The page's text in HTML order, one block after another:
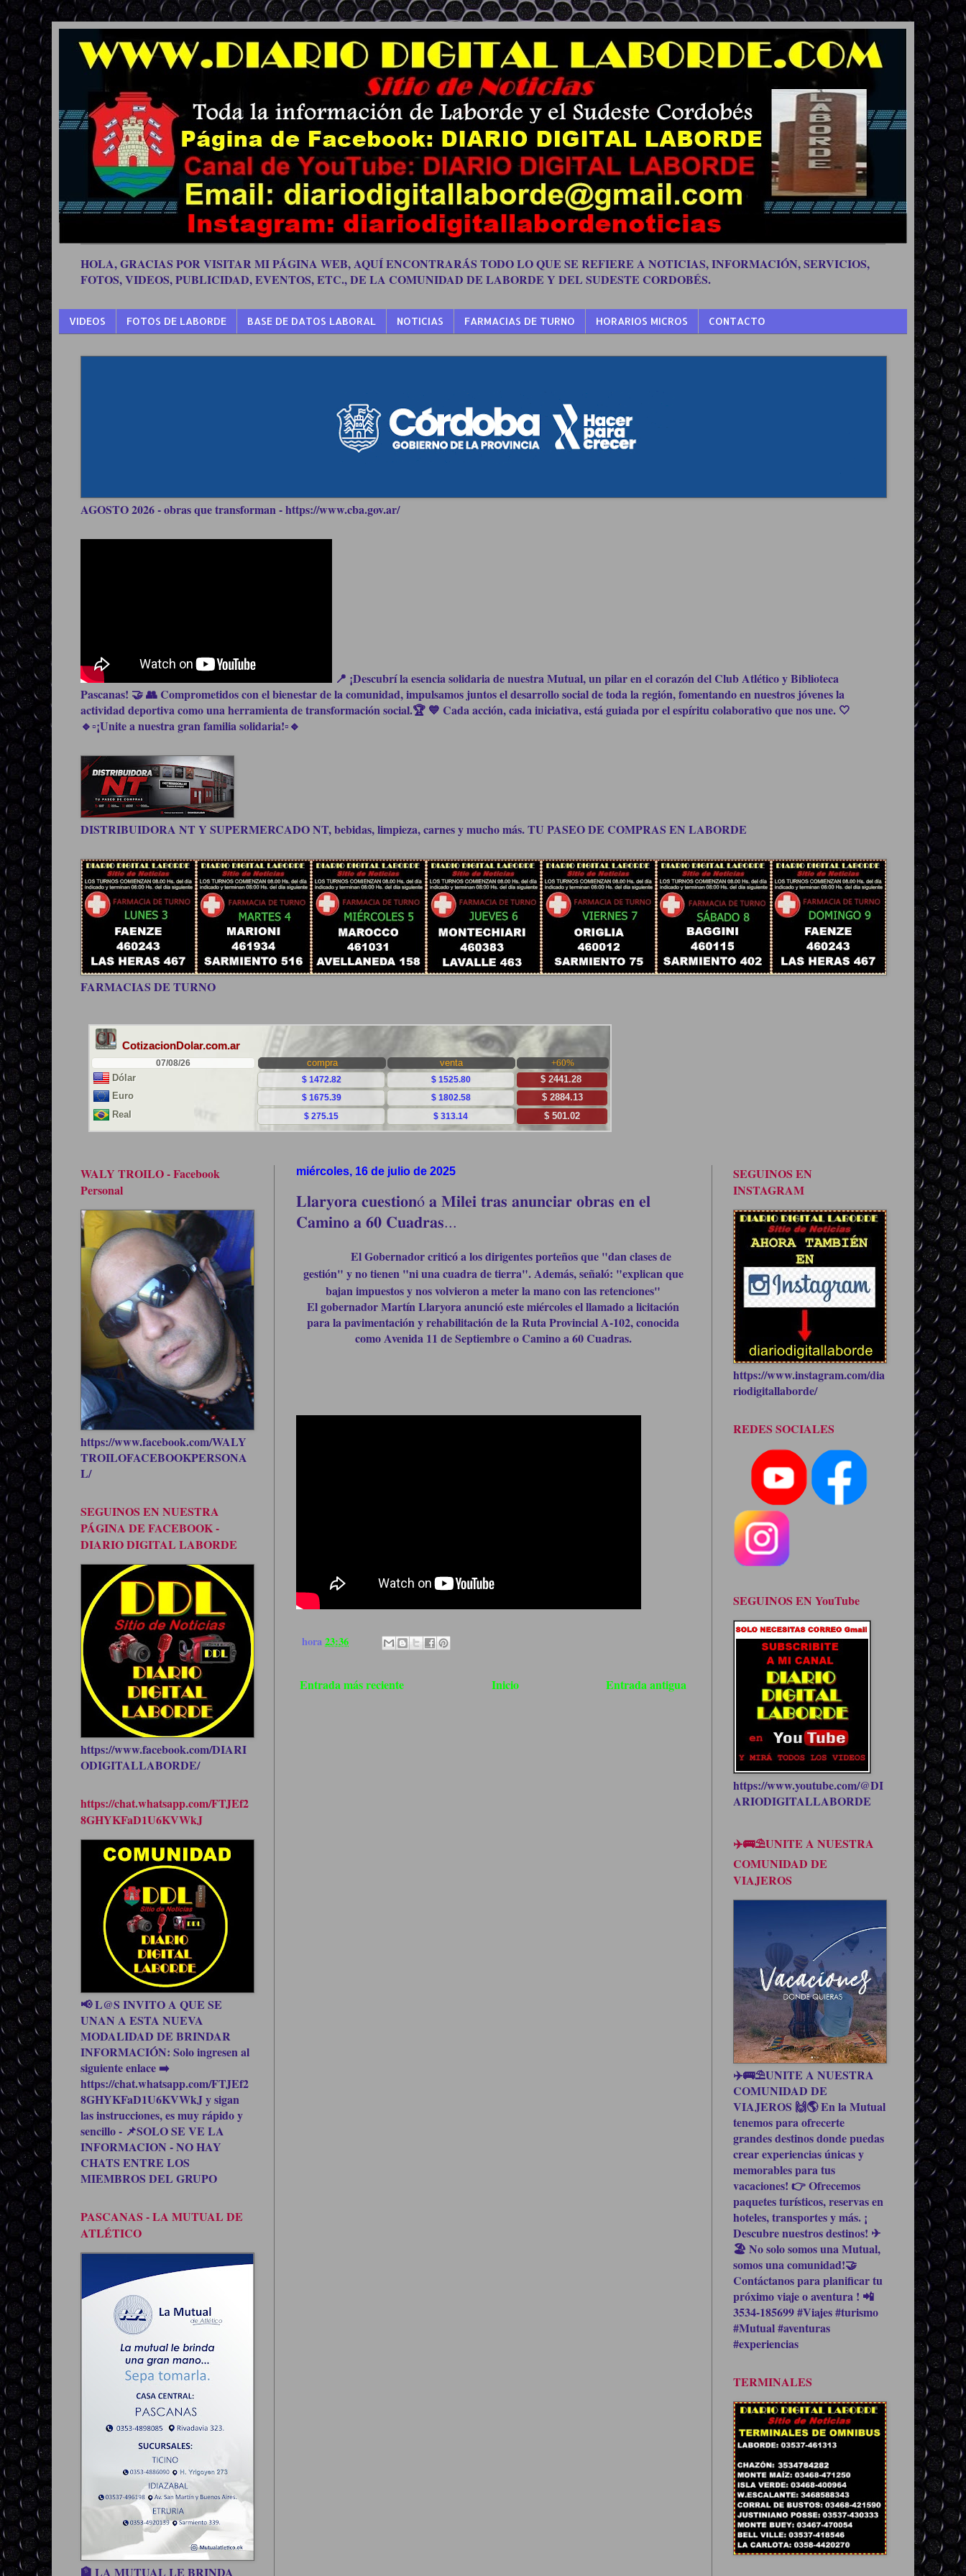
HOLA, GRACIAS POR VISITAR MI PÁGINA WEB, AQUÍ ENCONTRARÁS TODO LO QUE SE REFIERE A NOTICIAS, INFORMACIÓN, SERVICIOS,
FOTOS, VIDEOS, PUBLICIDAD, EVENTOS, ETC., DE LA COMUNIDAD DE LABORDE Y DEL SUDESTE CORDOBÉS.
VIDEOS FOTOS DE LABORDE BASE DE DATOS LABORAL NOTICIAS FARMACIAS DE TURNO HORARIOS MICROS CONTACTO
AGOSTO 2026 - obras que transforman - https://www.cba.gov.ar/
📍 ¡Descubrí la esencia solidaria de nuestra Mutual, un pilar en el corazón del Club Atlético y Biblioteca
Pascanas! 🤝 👥 Comprometidos con el bienestar de la comunidad, impulsamos juntos el desarrollo social de toda la región, fomentando en nuestros jóvenes la
actividad deportiva como una herramienta de transformación social.🏆 💙 Cada acción, cada iniciativa, está guiada por el espíritu colaborativo que nos une. 🤍
🔹▫️¡Unite a nuestra gran familia solidaria!▫️🔹
DISTRIBUIDORA NT Y SUPERMERCADO NT, bebidas, limpieza, carnes y mucho más. TU PASEO DE COMPRAS EN LABORDE
FARMACIAS DE TURNO
miércoles, 16 de julio de 2025
𝐋𝐥𝐚𝐫𝐲𝐨𝐫𝐚 𝐜𝐮𝐞𝐬𝐭𝐢𝐨𝐧ó 𝐚 𝐌𝐢𝐥𝐞𝐢 𝐭𝐫𝐚𝐬 𝐚𝐧𝐮𝐧𝐜𝐢𝐚𝐫 𝐨𝐛𝐫𝐚𝐬 𝐞𝐧 𝐞𝐥
𝐂𝐚𝐦𝐢𝐧𝐨 𝐚 𝟔𝟎 𝐂𝐮𝐚𝐝𝐫𝐚𝐬...
El Gobernador criticó a los dirigentes porteños que "dan clases de
gestión" y no tienen "ni una cuadra de tierra". Además, señaló: "explican que
bajan impuestos y nos volvieron a meter la mano con las retenciones"
El gobernador Martín Llaryora anunció este miércoles el llamado a licitación
para la pavimentación y rehabilitación de la Ruta Provincial A-102, conocida
como Avenida 11 de Septiembre o Camino a 60 Cuadras.
hora23:36
Entrada más reciente Entrada antigua
Inicio
WALY TROILO - Facebook
Personal
https://www.facebook.com/WALY
TROILOFACEBOOKPERSONA
L/
SEGUINOS EN NUESTRA
PÁGINA DE FACEBOOK -
DIARIO DIGITAL LABORDE
https://www.facebook.com/DIARI
ODIGITALLABORDE/
https://chat.whatsapp.com/FTJEf2
8GHYKFaD1U6KVWkJ
📢 L@S INVITO A QUE SE
UNAN A ESTA NUEVA
MODALIDAD DE BRINDAR
INFORMACIÓN: Solo ingresen al
siguiente enlace ➡️
https://chat.whatsapp.com/FTJEf2
8GHYKFaD1U6KVWkJ y sigan
las instrucciones, es muy rápido y
sencillo - 📌SOLO SE VE LA
INFORMACION - NO HAY
CHATS ENTRE LOS
MIEMBROS DEL GRUPO
PASCANAS - LA MUTUAL DE
ATLÉTICO
🏦 LA MUTUAL LE BRINDA
SEGUINOS EN
INSTAGRAM
https://www.instagram.com/dia
riodigitallaborde/
REDES SOCIALES
SEGUINOS EN YouTube
https://www.youtube.com/@DI
ARIODIGITALLABORDE
✈️🚌⛱UNITE A NUESTRA
COMUNIDAD DE
VIAJEROS
✈️🚌⛱UNITE A NUESTRA
COMUNIDAD DE
VIAJEROS 🙌🌎 En la Mutual
tenemos para ofrecerte
grandes destinos donde puedas
crear experiencias únicas y
memorables para tus
vacaciones! 👉 Ofrecemos
paquetes turísticos, reservas en
hoteles, transportes y más. ¡
Descubre nuestros destinos! ✈
🏖 No solo somos una Mutual,
somos una comunidad!🤝
Contáctanos para planificar tu
próximo viaje o aventura ! 📲
3534-185699 #Viajes #turismo
#Mutual #aventuras
#experiencias
TERMINALES